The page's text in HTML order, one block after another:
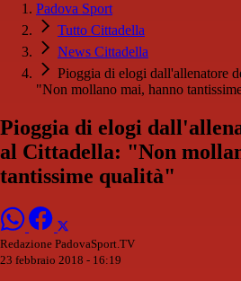
Padova Sport
Tutto Cittadella
News Cittadella
Pioggia di elogi dall'allenatore
"Non mollano mai, hanno
Pioggia di elogi
al Cittadella: "Non
tantissime qualità"
Redazione PadovaSport.TV
23 febbraio 2018 - 16:19